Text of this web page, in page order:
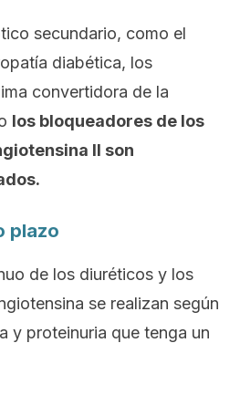
secundario, como el
diabética, los
convertidora de la
los bloqueadores de los
II son
plazo
de los diuréticos y los
se realizan según
y proteinuria que tenga un